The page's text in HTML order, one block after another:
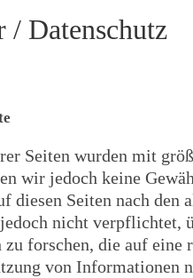
/ Datenschutz
Seiten wurden mit
wir jedoch keine
diesen Seiten nach
nicht verpflichtet,
zu forschen, die auf
von Informationen